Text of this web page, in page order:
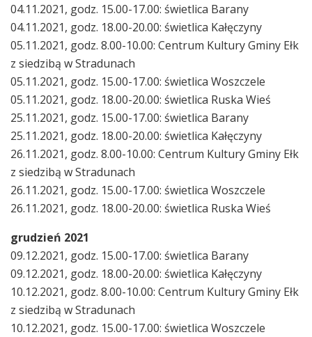
04.11.2021, godz. 15.00-17.00: świetlica Barany
04.11.2021, godz. 18.00-20.00: świetlica Kałęczyny
05.11.2021, godz. 8.00-10.00: Centrum Kultury Gminy Ełk
z siedzibą w Stradunach
05.11.2021, godz. 15.00-17.00: świetlica Woszczele
05.11.2021, godz. 18.00-20.00: świetlica Ruska Wieś
25.11.2021, godz. 15.00-17.00: świetlica Barany
25.11.2021, godz. 18.00-20.00: świetlica Kałęczyny
26.11.2021, godz. 8.00-10.00: Centrum Kultury Gminy Ełk
z siedzibą w Stradunach
26.11.2021, godz. 15.00-17.00: świetlica Woszczele
26.11.2021, godz. 18.00-20.00: świetlica Ruska Wieś
grudzień 2021
09.12.2021, godz. 15.00-17.00: świetlica Barany
09.12.2021, godz. 18.00-20.00: świetlica Kałęczyny
10.12.2021, godz. 8.00-10.00: Centrum Kultury Gminy Ełk
z siedzibą w Stradunach
10.12.2021, godz. 15.00-17.00: świetlica Woszczele